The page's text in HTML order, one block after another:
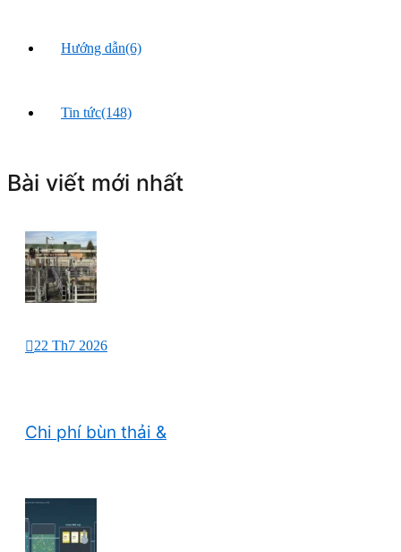
Hướng dẫn(6)
Tin tức(148)
Bài viết mới nhất
22 Th7 2026
Chi phí bùn thải &